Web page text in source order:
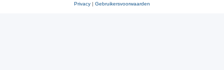
Privacy | Gebruikersvoorwaarden